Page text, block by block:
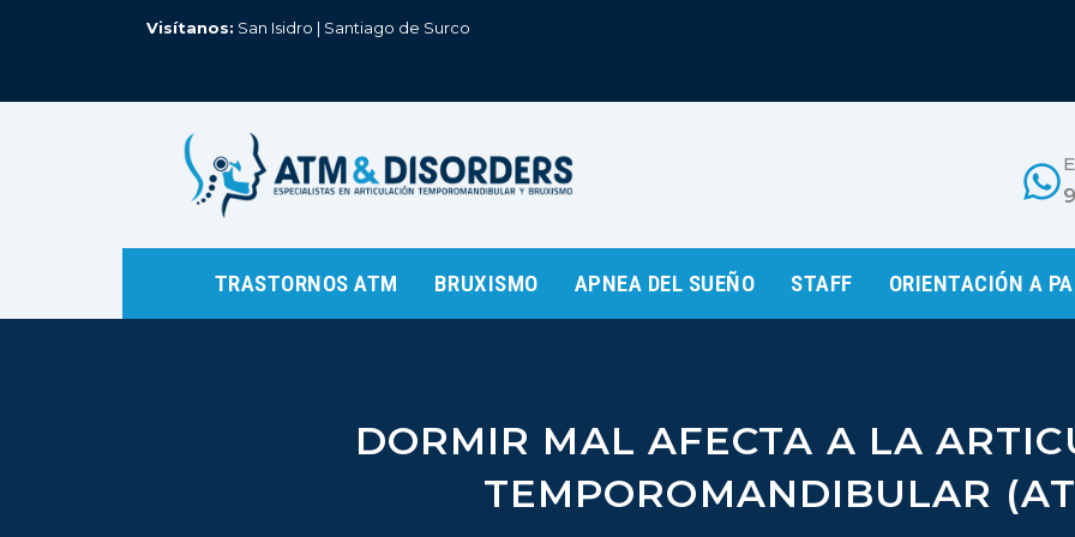
Visítanos: San Isidro | Santiago de Surco
TRASTORNOS ATM BRUXISMO APNEA DEL SUEÑO STAFF ORIENTACIÓN A
DORMIR MAL AFECTA A LA
TEMPOROMANDIBULAR